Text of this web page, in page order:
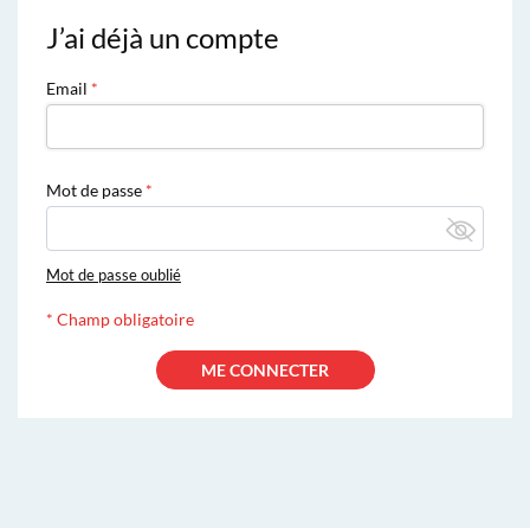
J’ai déjà un compte
Email
Mot de passe
Mot de passe oublié
* Champ obligatoire